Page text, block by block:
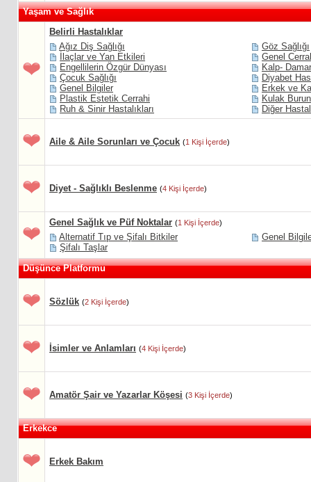
Yaşam ve Sağlık
Belirli Hastalıklar
Ağız Diş Sağlığı
Göz Sağlığı
İlaçlar ve Yan Etkileri
Genel
Engellilerin Özgür Dünyası
Kalp-
Çocuk Sağlığı
Diyabet
Genel Bilgiler
Erkek ve
Plastik Estetik Cerrahi
Kulak
Ruh & Sinir Hastalıkları
Diğer
Aile & Aile Sorunları ve Çocuk (1 Kişi İçerde)
Diyet - Sağlıklı Beslenme (4 Kişi İçerde)
Genel Sağlık ve Püf Noktalar (1 Kişi İçerde)
Alternatif Tıp ve Şifalı Bitkiler
Genel
Şifalı Taşlar
Düşünce Platformu
Sözlük (2 Kişi İçerde)
İsimler ve Anlamları (4 Kişi İçerde)
Amatör Şair ve Yazarlar Köşesi (3 Kişi İçerde)
Erkekce
Erkek Bakım